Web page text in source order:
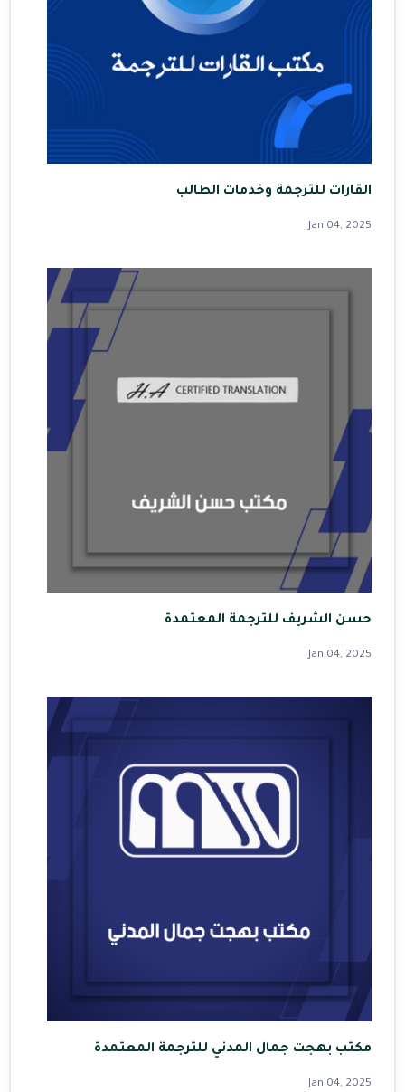
القارات للترجمة وخدمات الطالب
Jan 04, 2025
حسن الشريف للترجمة المعتمدة
Jan 04, 2025
مكتب بهجت جمال المدني للترجمة المعتمدة
Jan 04, 2025